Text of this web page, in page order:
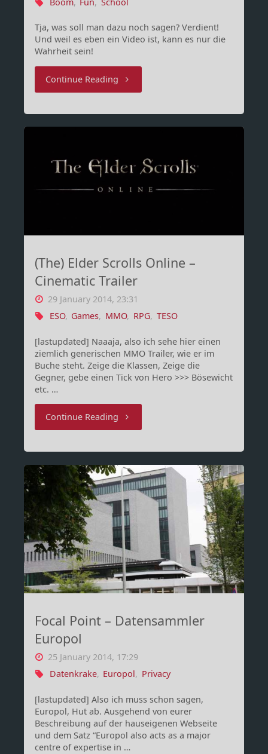
Tja, was soll man dazu noch sagen? Verdient!
Und weil es eben ein Video ist, kann es nur die
Wahrheit sein!
Continue Reading"Der
Schulschwänzer"
(The) Elder Scrolls Online –
Cinematic Trailer
29 January 2014, 23:31
ESO, Games, MMO, RPG, TESO
[lastupdated] Naaaja, also ich sehe hier einen
ziemlich generischen MMO Trailer, wie er im
Buche steht. Zeige die Klassen, Zeige die
Gegner, gebe einen Tick von Hero >>> Bösewicht
etc. …
Continue Reading"
Elder
Scrolls
Online
–
Cinematic
Trailer"
Focal Point – Datensammler
Europol
25 January 2014, 17:29
Datenkrake, Europol, Privacy
[lastupdated] Also ich muss schon sagen,
Europol, Hut ab. Ausgehend von eurer
Beschreibung auf der hauseigenen Webseite
und dem Satz “Europol also acts as a major
centre of expertise in …